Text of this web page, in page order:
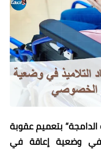
تربوية
الاجتماعية لأسرة
الدامجة” بتعميم عقوبة
وضعية إعاقة في